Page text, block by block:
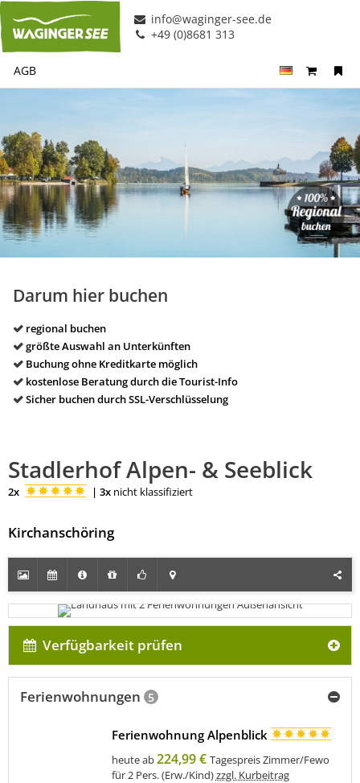
info@waginger-see.de
+49 (0)8681 313
AGB
Darum hier buchen
regional buchen
größte Auswahl an Unterkünften
Buchung ohne Kreditkarte möglich
kostenlose Beratung durch die Tourist-Info
Sicher buchen durch SSL-Verschlüsselung
Stadlerhof Alpen- & Seeblick
2x | 3x nicht klassifiziert
Kirchanschöring
Verfügbarkeit prüfen
Ferienwohnungen 5
Ferienwohnung Alpenblick
heute ab224,99 € Tagespreis Zimmer/Fewo
für 2 Pers. (Erw./Kind)zzgl. Kurbeitrag